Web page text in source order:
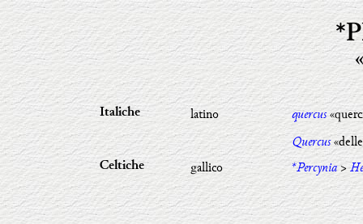
Italiche latino quercus
Quercus
Celtiche gallico *Percynia>